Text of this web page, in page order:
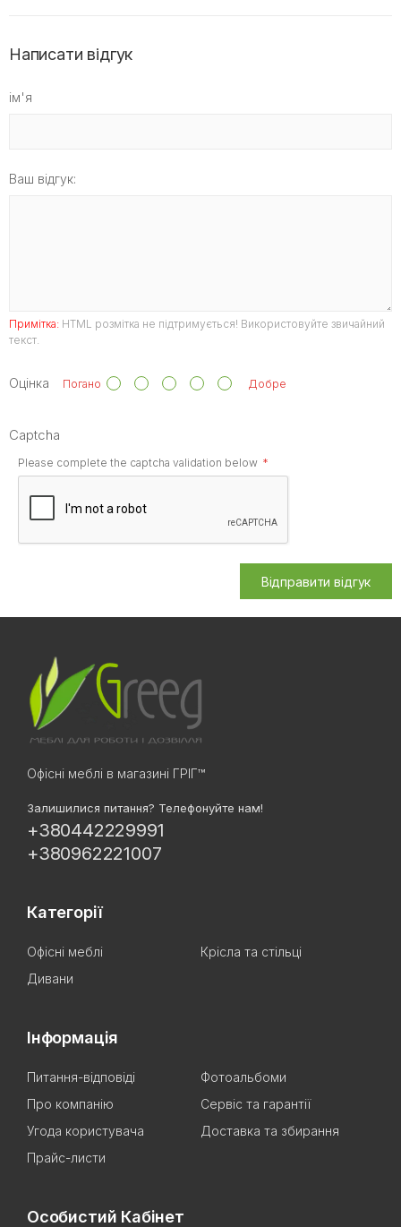
Написати відгук
ім'я
Ваш відгук:
Примітка: HTML розмітка не підтримується! Використовуйте звичайний
текст.
Оцінка Погано Добре
Captcha
Please complete the captcha validation below
Відправити відгук
Офісні меблі в магазині ГРІГ™
Залишилися питання? Телефонуйте нам!
+380442229991
+380962221007
Категорії
Офісні меблі
Крісла та стільці
Дивани
Інформація
Питання-відповіді
Фотоальбоми
Про компанію
Сервіс та гарантії
Угода користувача
Доставка та збирання
Прайс-листи
Особистий Кабінет